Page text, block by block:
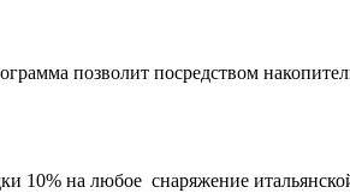
позволит посредством
10% на любое снаряжение